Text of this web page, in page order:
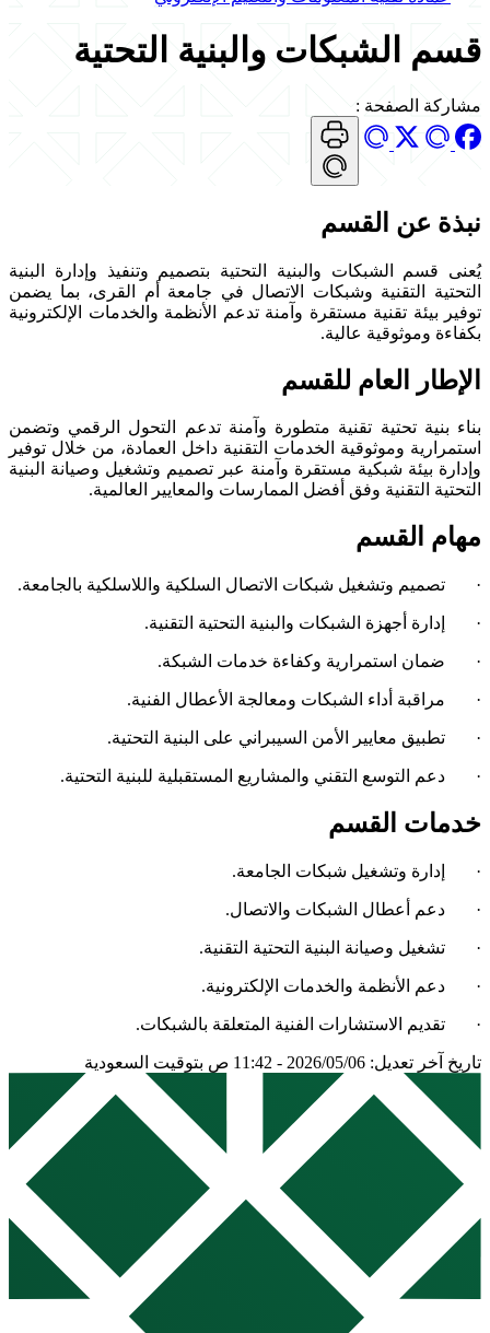
قسم الشبكات والبنية التحتية
مشاركة الصفحة :
نبذة عن القسم
يُعنى قسم الشبكات والبنية التحتية بتصميم وتنفيذ وإدارة البنية
التحتية التقنية وشبكات الاتصال في جامعة أم القرى، بما يضمن
توفير بيئة تقنية مستقرة وآمنة تدعم الأنظمة والخدمات الإلكترونية
بكفاءة وموثوقية عالية.
الإطار العام للقسم
بناء بنية تحتية تقنية متطورة وآمنة تدعم التحول الرقمي وتضمن
استمرارية وموثوقية الخدمات التقنية داخل العمادة، من خلال توفير
وإدارة بيئة شبكية مستقرة وآمنة عبر تصميم وتشغيل وصيانة البنية
التحتية التقنية وفق أفضل الممارسات والمعايير العالمية.
مهام القسم
· تصميم وتشغيل شبكات الاتصال السلكية واللاسلكية بالجامعة.
· إدارة أجهزة الشبكات والبنية التحتية التقنية.
· ضمان استمرارية وكفاءة خدمات الشبكة.
· مراقبة أداء الشبكات ومعالجة الأعطال الفنية.
· تطبيق معايير الأمن السيبراني على البنية التحتية.
· دعم التوسع التقني والمشاريع المستقبلية للبنية التحتية.
خدمات القسم
· إدارة وتشغيل شبكات الجامعة.
· دعم أعطال الشبكات والاتصال.
· تشغيل وصيانة البنية التحتية التقنية.
· دعم الأنظمة والخدمات الإلكترونية.
· تقديم الاستشارات الفنية المتعلقة بالشبكات.
تاريخ آخر تعديل: 2026/05/06 - 11:42 ص بتوقيت السعودية